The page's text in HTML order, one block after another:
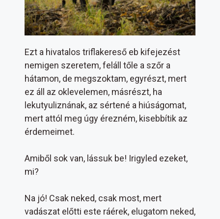
Ezt a hivatalos triflakereső eb kifejezést
nemigen szeretem, feláll tőle a szőr a
hátamon, de megszoktam, egyrészt, mert
ez áll az oklevelemen, másrészt, ha
lekutyuliznának, az sértené a hiúságomat,
mert attól meg úgy érezném, kisebbítik az
érdemeimet.
Amiből sok van, lássuk be! Irigyled ezeket,
mi?
Na jó! Csak neked, csak most, mert
vadászat előtti este ráérek, elugatom neked,